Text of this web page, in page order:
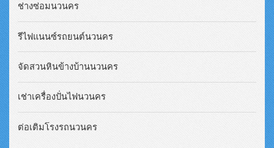
ช่างซ่อมนวนคร
รีไฟแนนซ์รถยนต์นวนคร
จัดสวนหินข้างบ้านนวนคร
เช่าเครื่องปั่นไฟนวนคร
ต่อเติมโรงรถนวนคร